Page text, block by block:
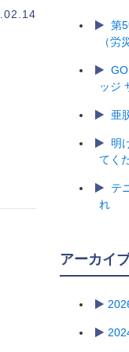
第
（労
ッジ
亜
明
てく
テ
れ
アーカイ